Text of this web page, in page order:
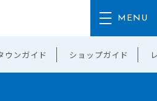
ウンガイド ショップガイド